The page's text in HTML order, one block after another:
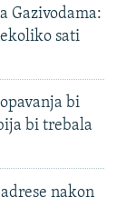
Gazivodama:
sati
bi
bi trebala
nakon